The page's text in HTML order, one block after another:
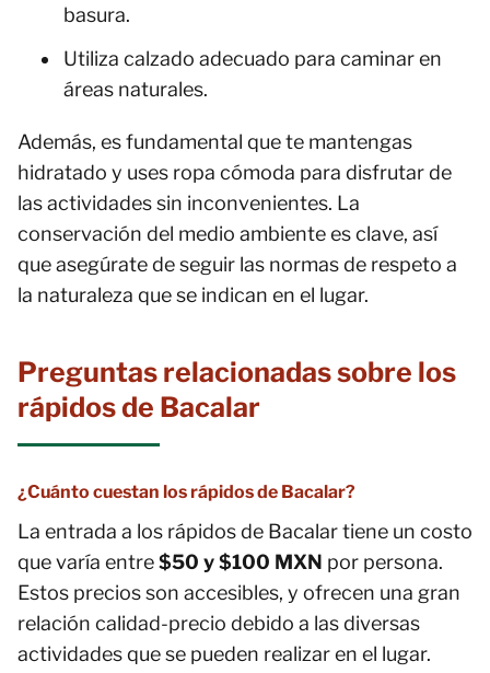
basura.
Utiliza calzado adecuado para caminar en
áreas naturales.
Además, es fundamental que te mantengas
hidratado y uses ropa cómoda para disfrutar de
las actividades sin inconvenientes. La
conservación del medio ambiente es clave, así
que asegúrate de seguir las normas de respeto a
la naturaleza que se indican en el lugar.
Preguntas relacionadas sobre los
rápidos de Bacalar
¿Cuánto cuestan los rápidos de Bacalar?
La entrada a los rápidos de Bacalar tiene un costo
que varía entre$50 y $100 MXN por persona.
Estos precios son accesibles, y ofrecen una gran
relación calidad-precio debido a las diversas
actividades que se pueden realizar en el lugar.